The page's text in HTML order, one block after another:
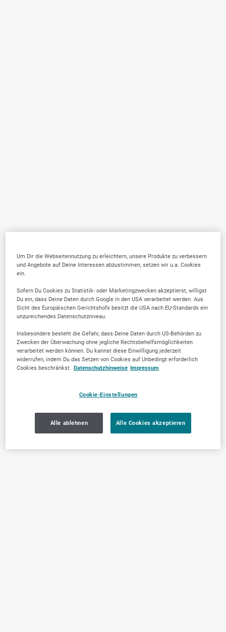
Um Dir die Webseitennutzung zu erleichtern, unsere Produkte zu verbessern
und Angebote auf Deine Interessen abzustimmen, setzen wir u.a. Cookies
ein.
Sofern Du Cookies zu Statistik- oder Marketingzwecken akzeptierst, willigst
Du ein, dass Deine Daten durch Google in den USA verarbeitet werden. Aus
Sicht des Europäischen Gerichtshofs besitzt die USA nach EU-Standards ein
unzureichendes Datenschutzniveau.
Insbesondere besteht die Gefahr, dass Deine Daten durch US-Behörden zu
Zwecken der Überwachung ohne jegliche Rechtsbehelfsmöglichkeiten
verarbeitet werden können. Du kannst diese Einwilligung jederzeit
widerrufen, indem Du das Setzen von Cookies auf Unbedingt erforderlich
Cookies beschränkst. Datenschutzhinweise Impressum
Cookie-Einstellungen
Alle ablehnen Alle Cookies akzeptieren